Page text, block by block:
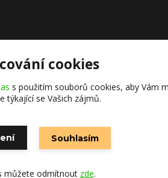
na
cookies
s použitím souborů cookies, aby Vám
týkající se Vašich zájmů.
Souhlasím
můžete odmítnout zde.